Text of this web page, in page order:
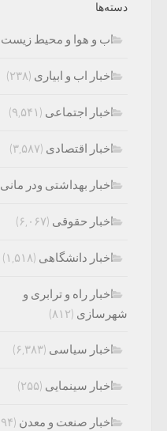
دسته‌ها
اب و هوا و محیط زیست
اخبار اب و ابیاری (۲۳۸)
اخبار اجتماعی (۹,۵۴۱)
اخبار اقتصادی (۳,۵۸۷)
اخبار بهداشتی ودر مانی
اخبار حقوقی (۶,۰۶۷)
اخبار دانشگاهی (۱,۵۱۸)
اخبار راه و ترابری و
شهرسازی (۸۱۲)
اخبار سیاسی (۶,۳۸۳)
اخبار سینمایی (۲۵۵)
اخبار صنعت و معدن (۴۹۴)